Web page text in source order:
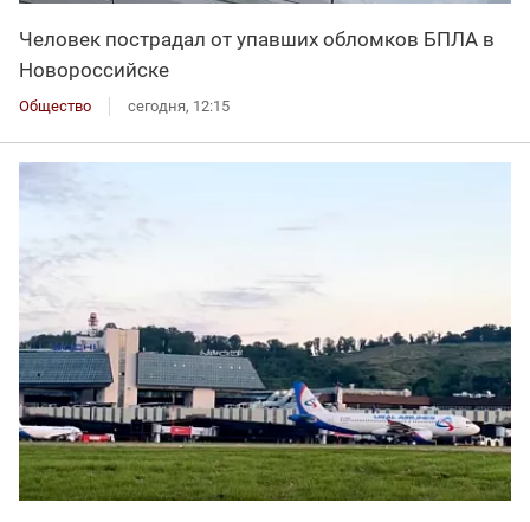
Человек пострадал от упавших обломков БПЛА в
Новороссийске
Общество сегодня, 12:15